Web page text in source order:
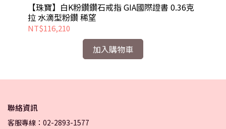
【珠寶】白K粉鑽鑽石戒指 GIA國際證書 0.36克
拉 水滴型粉鑽 稀望
NT$116,210
加入購物車
聯絡資訊
客服專線：02-2893-1577